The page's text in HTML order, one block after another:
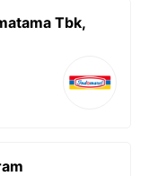
Tbk,